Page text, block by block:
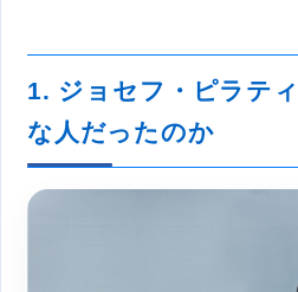
1. ジョセフ・ピラテ
な人だったのか